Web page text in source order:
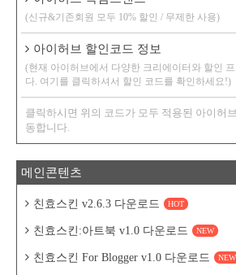
(신규&기존회원 모두 10% 할인 / 무제한 사용)
아이허브 할인코드 정보
(현재 아이허브에서 다양한 크리에이터와 할인
다. 여기를 클릭하셔서 할인 코드를 확인하세요!)
클릭하시면 위의 코드가 모두 적용된 아이허
동합니다.
메인콘텐츠
친효스킨 v2.6.3 다운로드 HOT
친효스킨:아트북 v1.0 다운로드 NEW
친효스킨 For Blogger v1.0 다운로드 NEW